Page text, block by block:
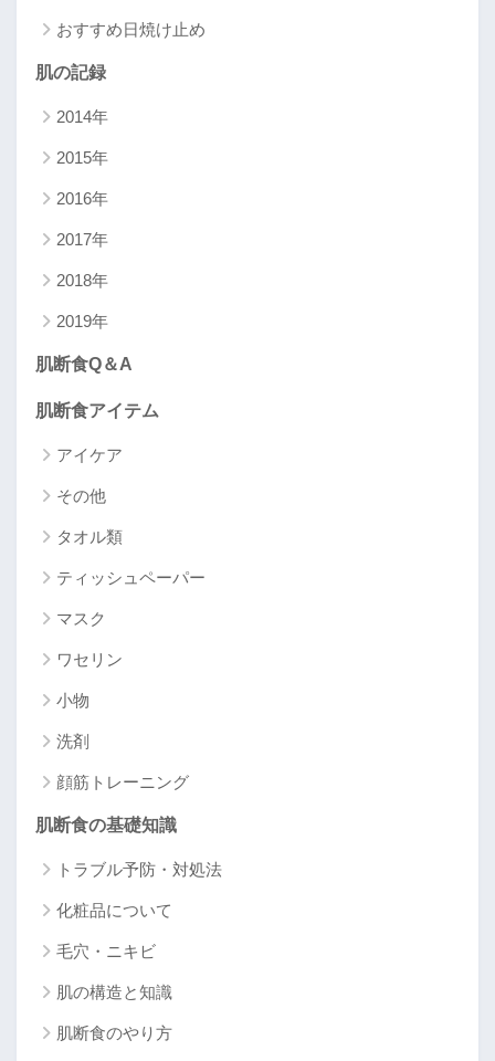
おすすめ日焼け止め
肌の記録
2014年
2015年
2016年
2017年
2018年
2019年
肌断食Q＆A
肌断食アイテム
アイケア
その他
タオル類
ティッシュペーパー
マスク
ワセリン
小物
洗剤
顔筋トレーニング
肌断食の基礎知識
トラブル予防・対処法
化粧品について
毛穴・ニキビ
肌の構造と知識
肌断食のやり方